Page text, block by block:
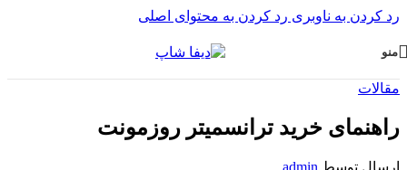
رد کردن به ناوبری رد کردن به محتوای اصلی
منو
مقالات
راهنمای خرید ترانسمیتر روزمونت
ارسال توسط admin